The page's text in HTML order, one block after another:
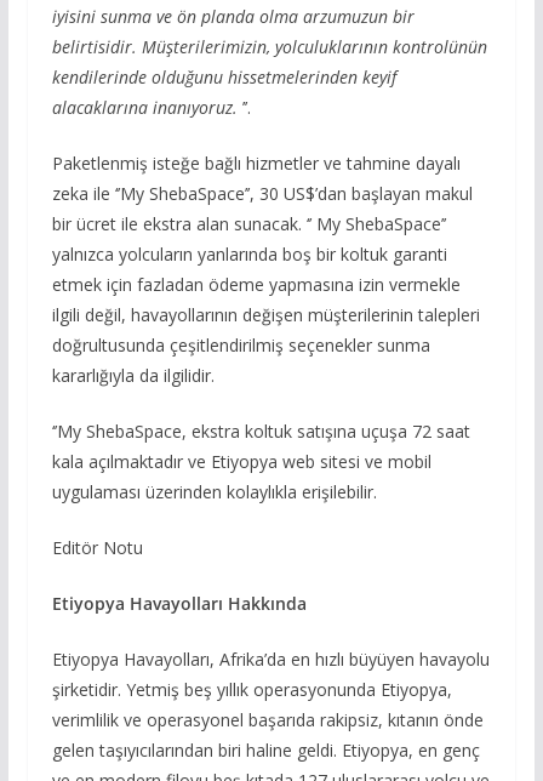
iyisini sunma ve ön planda olma arzumuzun bir
belirtisidir. Müşterilerimizin, yolculuklarının kontrolünün
kendilerinde olduğunu hissetmelerinden keyif
alacaklarına inanıyoruz. ’’.
Paketlenmiş isteğe bağlı hizmetler ve tahmine dayalı
zeka ile ‘’My ShebaSpace’’, 30 US$’dan başlayan makul
bir ücret ile ekstra alan sunacak. ‘’ My ShebaSpace’’
yalnızca yolcuların yanlarında boş bir koltuk garanti
etmek için fazladan ödeme yapmasına izin vermekle
ilgili değil, havayollarının değişen müşterilerinin talepleri
doğrultusunda çeşitlendirilmiş seçenekler sunma
kararlığıyla da ilgilidir.
‘’My ShebaSpace, ekstra koltuk satışına uçuşa 72 saat
kala açılmaktadır ve Etiyopya web sitesi ve mobil
uygulaması üzerinden kolaylıkla erişilebilir.
Editör Notu
Etiyopya Havayolları Hakkında
Etiyopya Havayolları, Afrika’da en hızlı büyüyen havayolu
şirketidir. Yetmiş beş yıllık operasyonunda Etiyopya,
verimlilik ve operasyonel başarıda rakipsiz, kıtanın önde
gelen taşıyıcılarından biri haline geldi. Etiyopya, en genç